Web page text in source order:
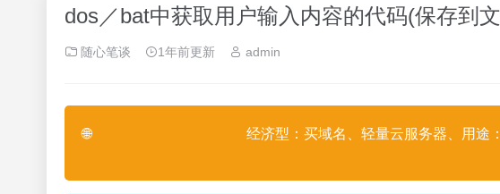
dos／bat中获取用户输入内容的代码(保存到
随心笔谈 1年前更新 admin
🌐 经济型：买域名、轻量云服务器、用途